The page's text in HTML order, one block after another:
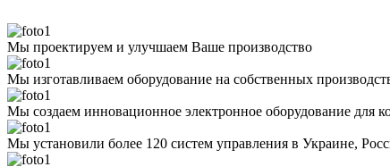
Мы проектируем и улучшаем Ваше производство
Мы изготавливаем оборудование на собственных
Мы создаем инновационное электронное оборудование для
Мы установили более 120 систем управления в Украине,